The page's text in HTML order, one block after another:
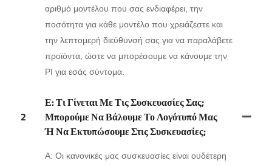
αριθμό μοντέλου που σας ενδιαφέρει, την
ποσότητα για κάθε μοντέλο που χρειάζεστε και
την λεπτομερή διεύθυνσή σας για να παραλάβετε
προϊόντα, ώστε να μπορέσουμε να κάνουμε την
PI για εσάς σύντομα.
2
Ε: Τι Γίνεται Με Τις Συσκευασίες Σας;
Μπορούμε Να Βάλουμε Το Λογότυπό Μας
Ή Να Εκτυπώσουμε Στις Συσκευασίες;
Α: Οι κανονικές μας συσκευασίες είναι ουδέτερη